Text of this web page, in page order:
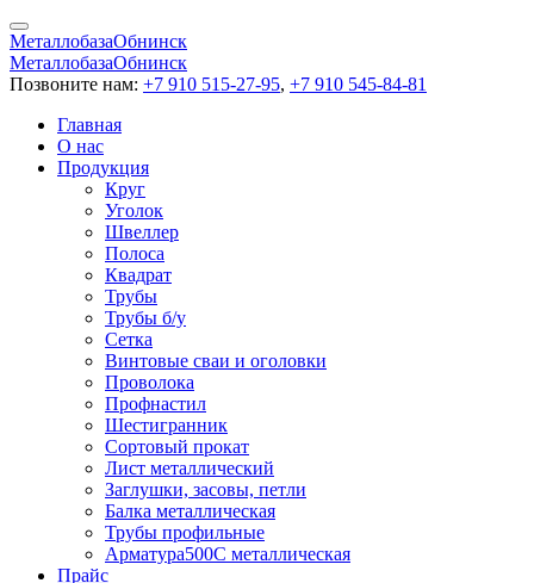
МеталлобазаОбнинск
МеталлобазаОбнинск
Позвоните нам: +7 910 515-27-95, +7 910 545-84-81
Главная
О нас
Продукция
Круг
Уголок
Швеллер
Полоса
Квадрат
Трубы
Трубы б/у
Сетка
Винтовые сваи и оголовки
Проволока
Профнастил
Шестигранник
Сортовый прокат
Лист металлический
Заглушки, засовы, петли
Балка металлическая
Трубы профильные
Арматура500С металлическая
Прайс